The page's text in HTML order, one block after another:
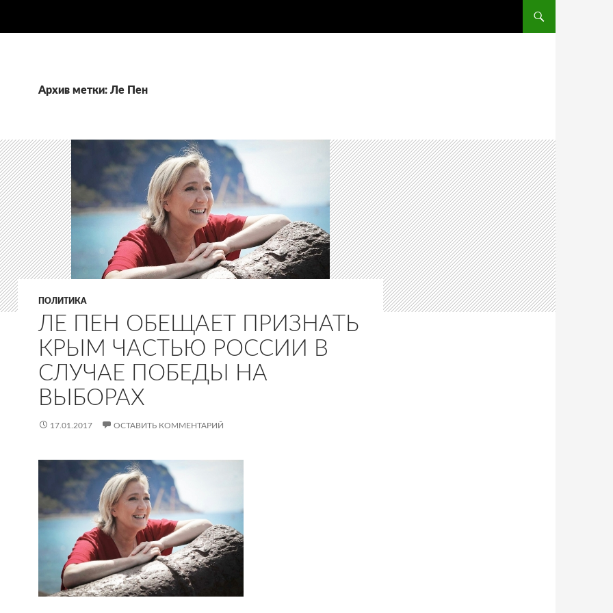
Архив метки: Ле Пен
ПОЛИТИКА
ЛЕ ПЕН ОБЕЩАЕТ ПРИЗНАТЬ
КРЫМ ЧАСТЬЮ РОССИИ В
СЛУЧАЕ ПОБЕДЫ НА
ВЫБОРАХ
17.01.2017 ОСТАВИТЬ КОММЕНТАРИЙ